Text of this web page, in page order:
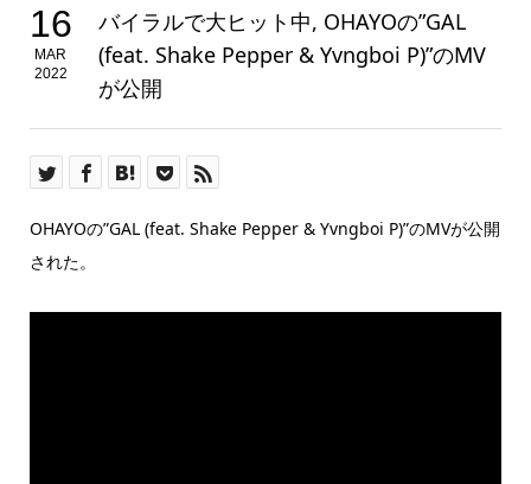
16
MAR
2022
バイラルで大ヒット中, OHAYOの”GAL
(feat. Shake Pepper & Yvngboi P)”のMV
が公開
OHAYOの”GAL (feat. Shake Pepper & Yvngboi P)”のMVが公開
された。